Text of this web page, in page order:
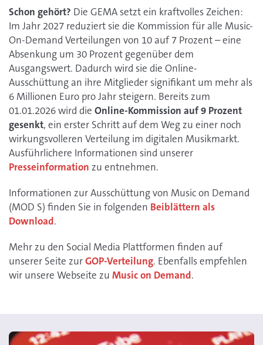
Schon gehört? Die GEMA setzt ein kraftvolles Zeichen:
Im Jahr 2027 reduziert sie die Kommission für alle Music-
On-Demand Verteilungen von 10 auf 7 Prozent – eine
Absenkung um 30 Prozent gegenüber dem
Ausgangswert. Dadurch wird sie die Online-
Ausschüttung an ihre Mitglieder signifikant um mehr als
6 Millionen Euro pro Jahr steigern. Bereits zum
01.01.2026 wird die Online-Kommission auf 9 Prozent
gesenkt, ein erster Schritt auf dem Weg zu einer noch
wirkungsvolleren Verteilung im digitalen Musikmarkt.
Ausführlichere Informationen sind unserer
Presseinformation zu entnehmen.
Informationen zur Ausschüttung von Music on Demand
(MOD S) finden Sie in folgenden Beiblättern als
Download.
Mehr zu den Social Media Plattformen finden auf
unserer Seite zurGOP-Verteilung. Ebenfalls empfehlen
wir unsere Webseite zu Music on Demand.